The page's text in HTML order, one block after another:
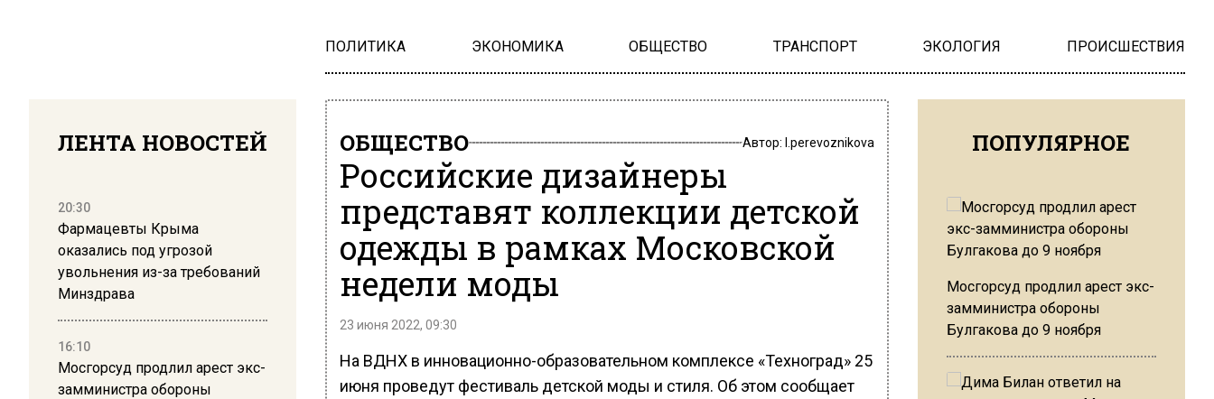
ПОЛИТИКА ЭКОНОМИКА ОБЩЕСТВО ТРАНСПОРТ ЭКОЛОГИЯ ПРОИСШЕСТВИЯ
ЛЕНТА НОВОСТЕЙ
20:30
Фармацевты Крыма
оказались под угрозой
увольнения из-за требований
Минздрава
16:10
Мосгорсуд продлил арест экс-
замминистра обороны
ОБЩЕСТВО Автор: l.perevoznikova
Российские дизайнеры
представят коллекции детской
одежды в рамках Московской
недели моды
23 июня 2022, 09:30
На ВДНХ в инновационно-образовательном комплексе «Техноград» 25
июня проведут фестиваль детской моды и стиля. Об этом сообщает
ПОПУЛЯРНОЕ
Мосгорсуд продлил арест экс-
замминистра обороны
Булгакова до 9 ноября